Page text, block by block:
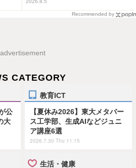
2026.8.5
Recommended by
advertisement
CATEGORY
公
大
教育ICT
【夏休み2026】東大メタバー
ス工学部、生成AIなどジュニ
ア講座6選
2026.7.30 Thu 11:15
生活・健康